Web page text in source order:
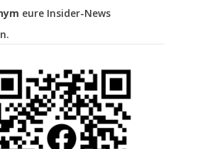
eure Insider-News